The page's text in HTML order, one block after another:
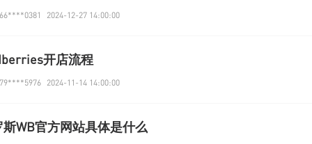
2024-12-27 14:00:00
开店流程
2024-11-14 14:00:00
斯WB官方网站具体是什么